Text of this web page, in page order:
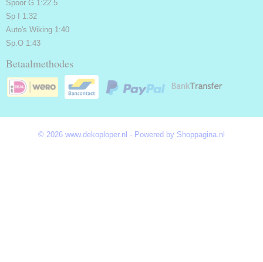
Spoor G 1:22.5
Sp I 1:32
Auto's Wiking 1:40
Sp.O 1:43
Betaalmethodes
© 2026 www.dekoploper.nl - Powered by Shoppagina.nl